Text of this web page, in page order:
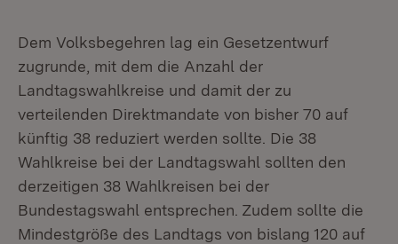
Dem Volksbegehren lag ein Gesetzentwurf
zugrunde, mit dem die Anzahl der
Landtagswahlkreise und damit der zu
verteilenden Direktmandate von bisher 70 auf
künftig 38 reduziert werden sollte. Die 38
Wahlkreise bei der Landtagswahl sollten den
derzeitigen 38 Wahlkreisen bei der
Bundestagswahl entsprechen. Zudem sollte die
Mindestgröße des Landtags von bislang 120 auf